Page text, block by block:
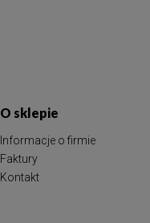
O sklepie
Informacje o firmie
Faktury
Kontakt